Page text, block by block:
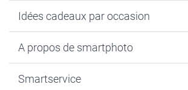
Calendrier photo & Agenda photo
Tirage photo & agrandissement
Faire-part & Cartes
Idées cadeaux par occasion
Anniversaire
Naissance & baptême
A propos de smartphoto
Plan du site
Smartservice